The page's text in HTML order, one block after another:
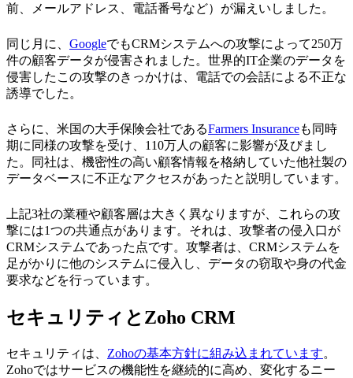
前、メールアドレス、電話番号など）が漏えいしました。
同じ月に、 GoogleでもCRMシステムへの攻撃によって250万
件の顧客データが侵害されました。世界的IT企業のデータを
侵害したこの攻撃のきっかけは、電話での会話による不正な
誘導でした。
さらに、米国の大手保険会社であるFarmers Insuranceも同時
期に同様の攻撃を受け、110万人の顧客に影響が及びまし
た。同社は、機密性の高い顧客情報を格納していた他社製の
データベースに不正なアクセスがあったと説明しています。
上記3社の業種や顧客層は大きく異なりますが、これらの攻
撃には1つの共通点があります。それは、攻撃者の侵入口が
CRMシステムであった点です。攻撃者は、CRMシステムを
足がかりに他のシステムに侵入し、データの窃取や身の代金
要求などを行っています。
セキュリティとZoho CRM
セキュリティは、 Zohoの基本方針に組み込まれています。
Zohoではサービスの機能性を継続的に高め、変化するニー